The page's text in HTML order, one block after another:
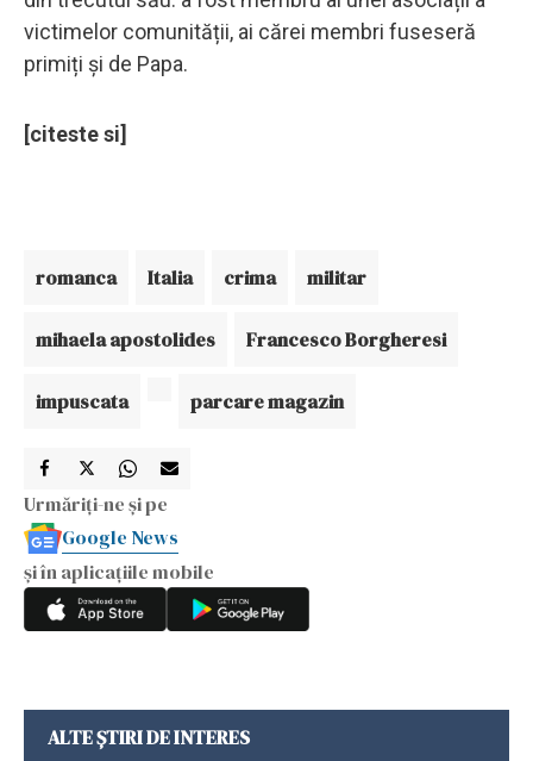
victimelor comunității, ai cărei membri fuseseră
primiți și de Papa.
[citeste si]
romanca Italia crima militar
mihaela apostolides Francesco Borgheresi
impuscata parcare magazin
Urmăriți-ne și pe
Google News
și în aplicațiile mobile
ALTE ȘTIRI DE INTERES